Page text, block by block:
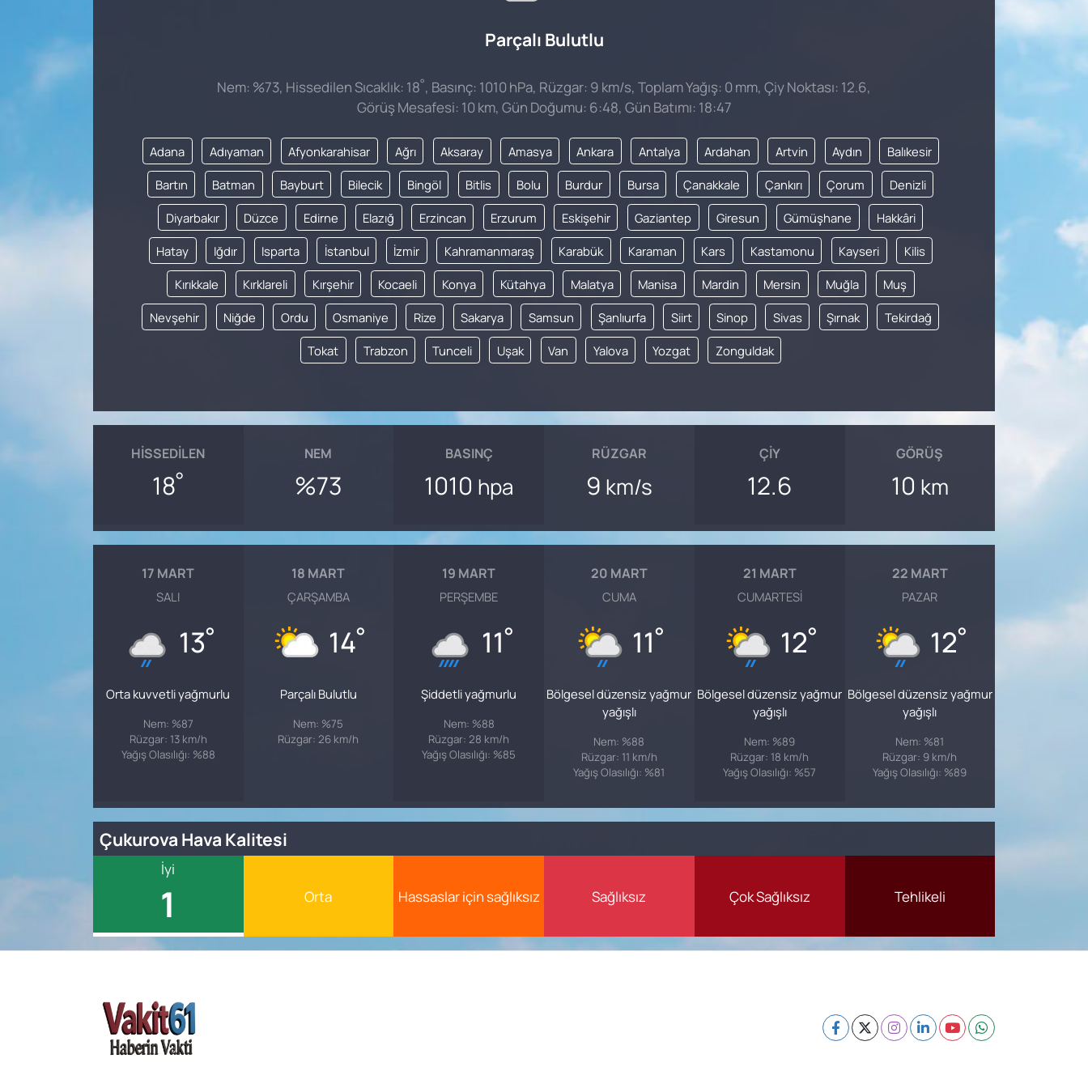
Parçalı Bulutlu
Nem: %73, Hissedilen Sıcaklık: 18°, Basınç: 1010 hPa, Rüzgar: 9 km/s, Toplam Yağış: 0 mm, Çiy Noktası: 12.6,
Görüş Mesafesi: 10 km, Gün Doğumu: 6:48, Gün Batımı: 18:47
Adana Adıyaman Afyonkarahisar Ağrı Aksaray Amasya Ankara Antalya Ardahan Artvin Aydın Balıkesir
Bartın Batman Bayburt Bilecik Bingöl Bitlis Bolu Burdur Bursa Çanakkale Çankırı Çorum Denizli
Diyarbakır Düzce Edirne Elazığ Erzincan Erzurum Eskişehir Gaziantep Giresun Gümüşhane Hakkâri
Hatay Iğdır Isparta İstanbul İzmir Kahramanmaraş Karabük Karaman Kars Kastamonu Kayseri Kilis
Kırıkkale Kırklareli Kırşehir Kocaeli Konya Kütahya Malatya Manisa Mardin Mersin Muğla Muş
Nevşehir Niğde Ordu Osmaniye Rize Sakarya Samsun Şanlıurfa Siirt Sinop Sivas Şırnak Tekirdağ
Tokat Trabzon Tunceli Uşak Van Yalova Yozgat Zonguldak
HISSEDILEN
18°
NEM
%73
BASINÇ
1010 hpa
RÜZGAR
9 km/s
ÇIY
12.6
GÖRÜŞ
10 km
17 MART
SALI
13°
Orta kuvvetli yağmurlu
Nem: %87
Rüzgar: 13 km/h
Yağış Olasılığı: %88
18 MART
ÇARŞAMBA
14°
Parçalı Bulutlu
Nem: %75
Rüzgar: 26 km/h
19 MART
PERŞEMBE
11°
Şiddetli yağmurlu
Nem: %88
Rüzgar: 28 km/h
Yağış Olasılığı: %85
20 MART
CUMA
11°
Bölgesel düzensiz yağmur
yağışlı
Nem: %88
Rüzgar: 11 km/h
Yağış Olasılığı: %81
21 MART
CUMARTESI
12°
Bölgesel düzensiz yağmur
yağışlı
Nem: %89
Rüzgar: 18 km/h
Yağış Olasılığı: %57
22 MART
PAZAR
12°
Bölgesel düzensiz yağmur
yağışlı
Nem: %81
Rüzgar: 9 km/h
Yağış Olasılığı: %89
Çukurova Hava Kalitesi
İyi
1 Orta Hassaslar için sağlıksız Sağlıksız Çok Sağlıksız Tehlikeli